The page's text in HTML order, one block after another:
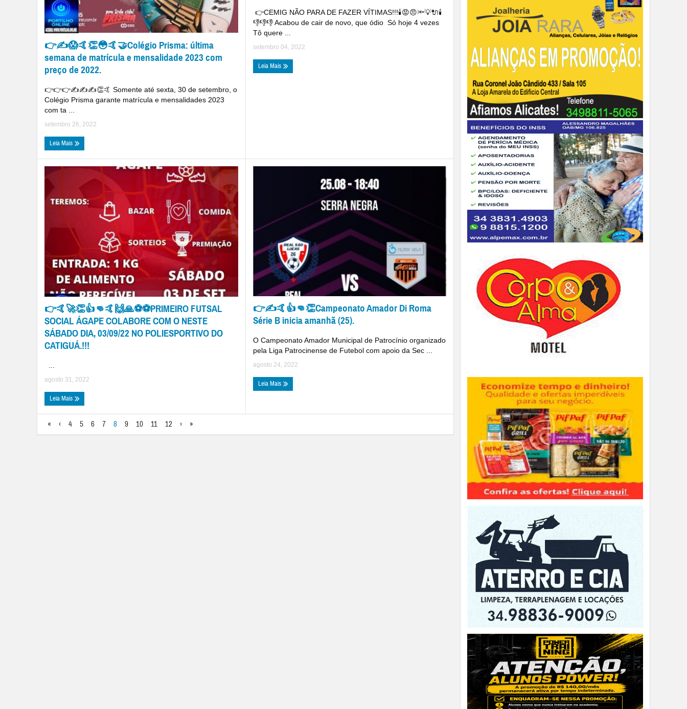
👉✍😱🤙👏😳🤙🤝Colégio Prisma: última
semana de matrícula e mensalidade 2023 com
preço de 2022.
👉👉👉✍✍✍👏🤙 Somente até sexta, 30 de setembro, o
Colégio Prisma garante matrícula e mensalidades 2023
com ta ...
setembro 26, 2022
Leia Mais
👉CEMIG NÃO PARA DE FAZER VÍTIMAS!!!🕯😡😠🔦💡🔌🕯
👎👎👎 Acabou de cair de novo, que ódio Só hoje 4 vezes
Tô quere ...
setembro 04, 2022
Leia Mais
👉🤙🚀👏👍👊🤙🙌🙏⚽⚽PRIMEIRO FUTSAL
SOCIAL ÁGAPE COLABORE COM O NESTE
SÁBADO DIA, 03/09/22 NO POLIESPORTIVO DO
CATIGUÁ.!!!
agosto 31, 2022
Leia Mais
👉✍🤙👍👊👏Campeonato Amador Di Roma
Série B inicia amanhã (25).
O Campeonato Amador Municipal de Patrocínio organizado
pela Liga Patrocinense de Futebol com apoio da Sec ...
agosto 24, 2022
Leia Mais
« ‹ 4 5 6 7 8 9 10 11 12 › »